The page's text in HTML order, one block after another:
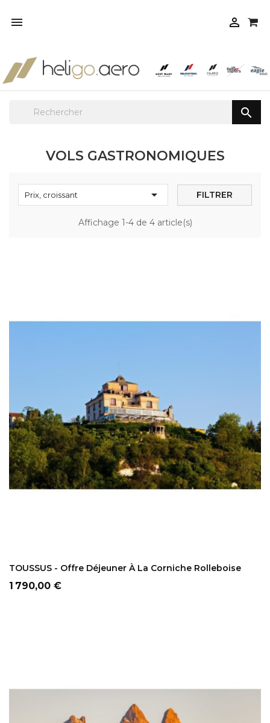
 

VOLS GASTRONOMIQUES
Prix, croissant  FILTRER
Affichage 1-4 de 4 article(s)
TOUSSUS - Offre Déjeuner À La Corniche Rolleboise
Prix
1 790,00 €